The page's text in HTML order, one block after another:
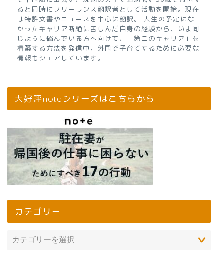
ると同時にフリーランス翻訳者として活動を開始。現在
は特許文書やニュースを中心に翻訳。 人生の予定にな
かったキャリア断絶に苦しんだ自身の経験から、いま同
じように悩んでいる方へ向けて、「第二のキャリア」を
構築する方法を発信中。外国で子育てするために必要な
情報もシェアしています。
大好評noteシリーズはこちらから
カテゴリー